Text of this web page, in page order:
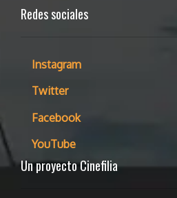
Redes sociales
Instagram
Twitter
Facebook
YouTube
Un proyecto Cinefilia